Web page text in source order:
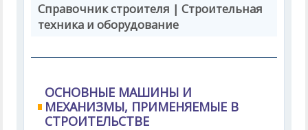
Справочник строителя | Строительная
техника и оборудование
ОСНОВНЫЕ МАШИНЫ И
МЕХАНИЗМЫ, ПРИМЕНЯЕМЫЕ В
СТРОИТЕЛЬСТВЕ